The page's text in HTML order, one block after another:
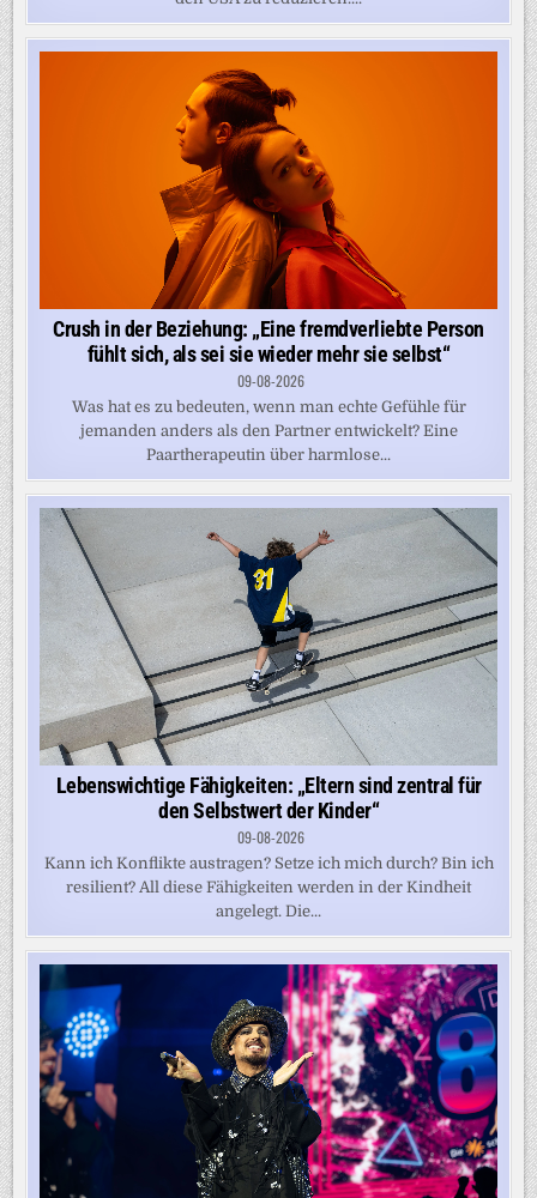
Crush in der Beziehung: „Eine fremdverliebte Person
fühlt sich, als sei sie wieder mehr sie selbst“
09-08-2026
Was hat es zu bedeuten, wenn man echte Gefühle für
jemanden anders als den Partner entwickelt? Eine
Paartherapeutin über harmlose...
Lebenswichtige Fähigkeiten: „Eltern sind zentral für
den Selbstwert der Kinder“
09-08-2026
Kann ich Konflikte austragen? Setze ich mich durch? Bin ich
resilient? All diese Fähigkeiten werden in der Kindheit
angelegt. Die...